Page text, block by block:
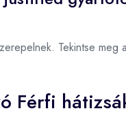
Tekintse meg
Férfi